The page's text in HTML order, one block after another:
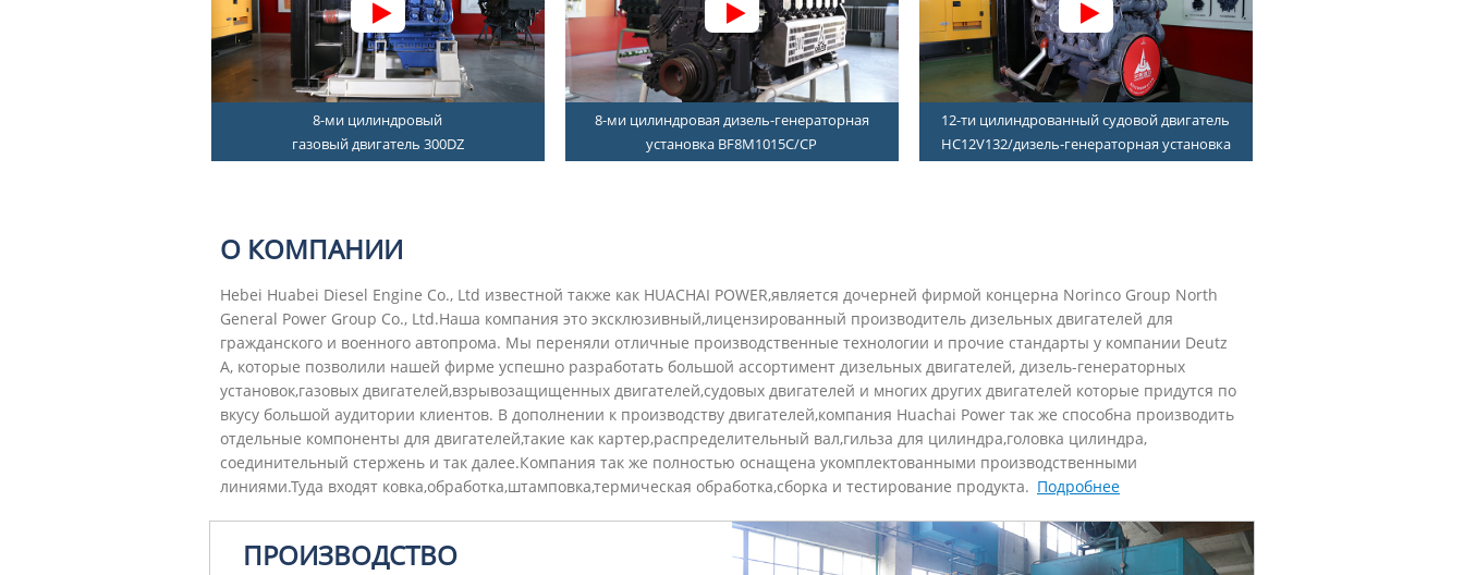
8-ми цилиндровый
газовый двигатель 300DZ
8-ми цилиндровая дизель-генераторная
установка BF8M1015C/CP
12-ти цилиндрованный судовой двигатель
HC12V132/дизель-генераторная установка
О КОМПАНИИ
Hebei Huabei Diesel Engine Co., Ltd известной также как HUACHAI POWER,является дочерней фирмой концерна Norinco Group North
General Power Group Co., Ltd.Наша компания это эксклюзивный,лицензированный производитель дизельных двигателей для
гражданского и военного автопрома. Мы переняли отличные производственные технологии и прочие стандарты у компании Deutz
A, которые позволили нашей фирме успешно разработать большой ассортимент дизельных двигателей, дизель-генераторных
установок,газовых двигателей,взрывозащищенных двигателей,судовых двигателей и многих других двигателей которые придутся по
вкусу большой аудитории клиентов. В дополнении к производству двигателей,компания Huachai Power так же способна производить
отдельные компоненты для двигателей,такие как картер,распределительный вал,гильза для цилиндра,головка цилиндра,
соединительный стержень и так далее.Компания так же полностью оснащена укомплектованными производственными
линиями.Туда входят ковка,обработка,штамповка,термическая обработка,сборка и тестирование продукта. Подробнее
ПРОИЗВОДСТВО